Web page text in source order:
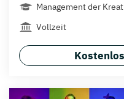
Management der
Vollzeit